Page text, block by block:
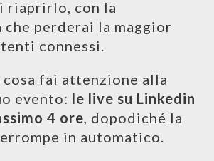
riaprirlo, con la
che perderai la maggior
connessi.
cosa fai attenzione alla
evento: le live su Linkedin
4 ore, dopodiché la
in automatico.